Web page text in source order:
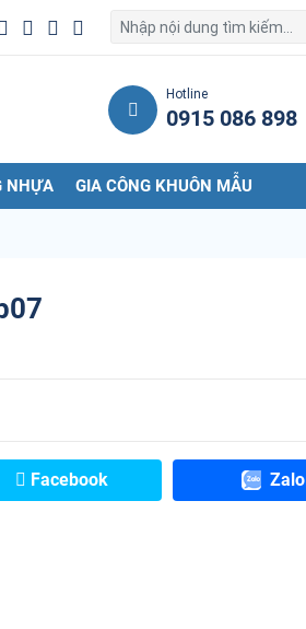
Hotline
0915 086 898
NHỰA GIA CÔNG KHUÔN MẪU
Facebook Zalo